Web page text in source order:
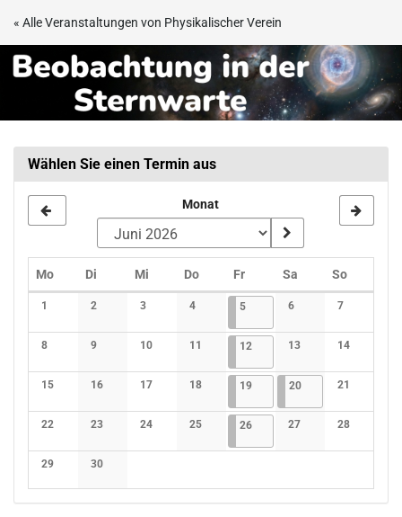
Zum
Inhalt
springen
« Alle Veranstaltungen von Physikalischer Verein
Beobachtungsabend
Sternwarte
Frankfurt
Wählen Sie einen Termin aus
Monat
Kalender
MoMontag
Di Dienstag
Mi Mittwoch
DoDonnerstag
FrFreitagSa Samstag
SoSonntag
1
Keine Veranstaltungen
2
Keine Veranstaltungen
3
Keine Veranstaltungen
4
Keine Veranstaltungen
505.06.2026
4 Veranstaltungen
6
Keine Veranstaltungen
7
Keine
8
Keine Veranstaltungen
9
Keine Veranstaltungen
10
Keine Veranstaltungen
11
Keine Veranstaltungen
12 12.06.2026
4 Veranstaltungen
13
Keine Veranstaltungen
14
Keine
15
Keine Veranstaltungen
16
Keine Veranstaltungen
17
Keine Veranstaltungen
18
Keine Veranstaltungen
1919.06.2026
4 Veranstaltungen
2020.06.2026
3 Veranstaltungen
21
Keine
22
Keine Veranstaltungen
23
Keine Veranstaltungen
24
Keine Veranstaltungen
25
Keine Veranstaltungen
2626.06.2026
4 Veranstaltungen
27
Keine Veranstaltungen
28
Keine
29
Keine Veranstaltungen
30
Keine Veranstaltungen